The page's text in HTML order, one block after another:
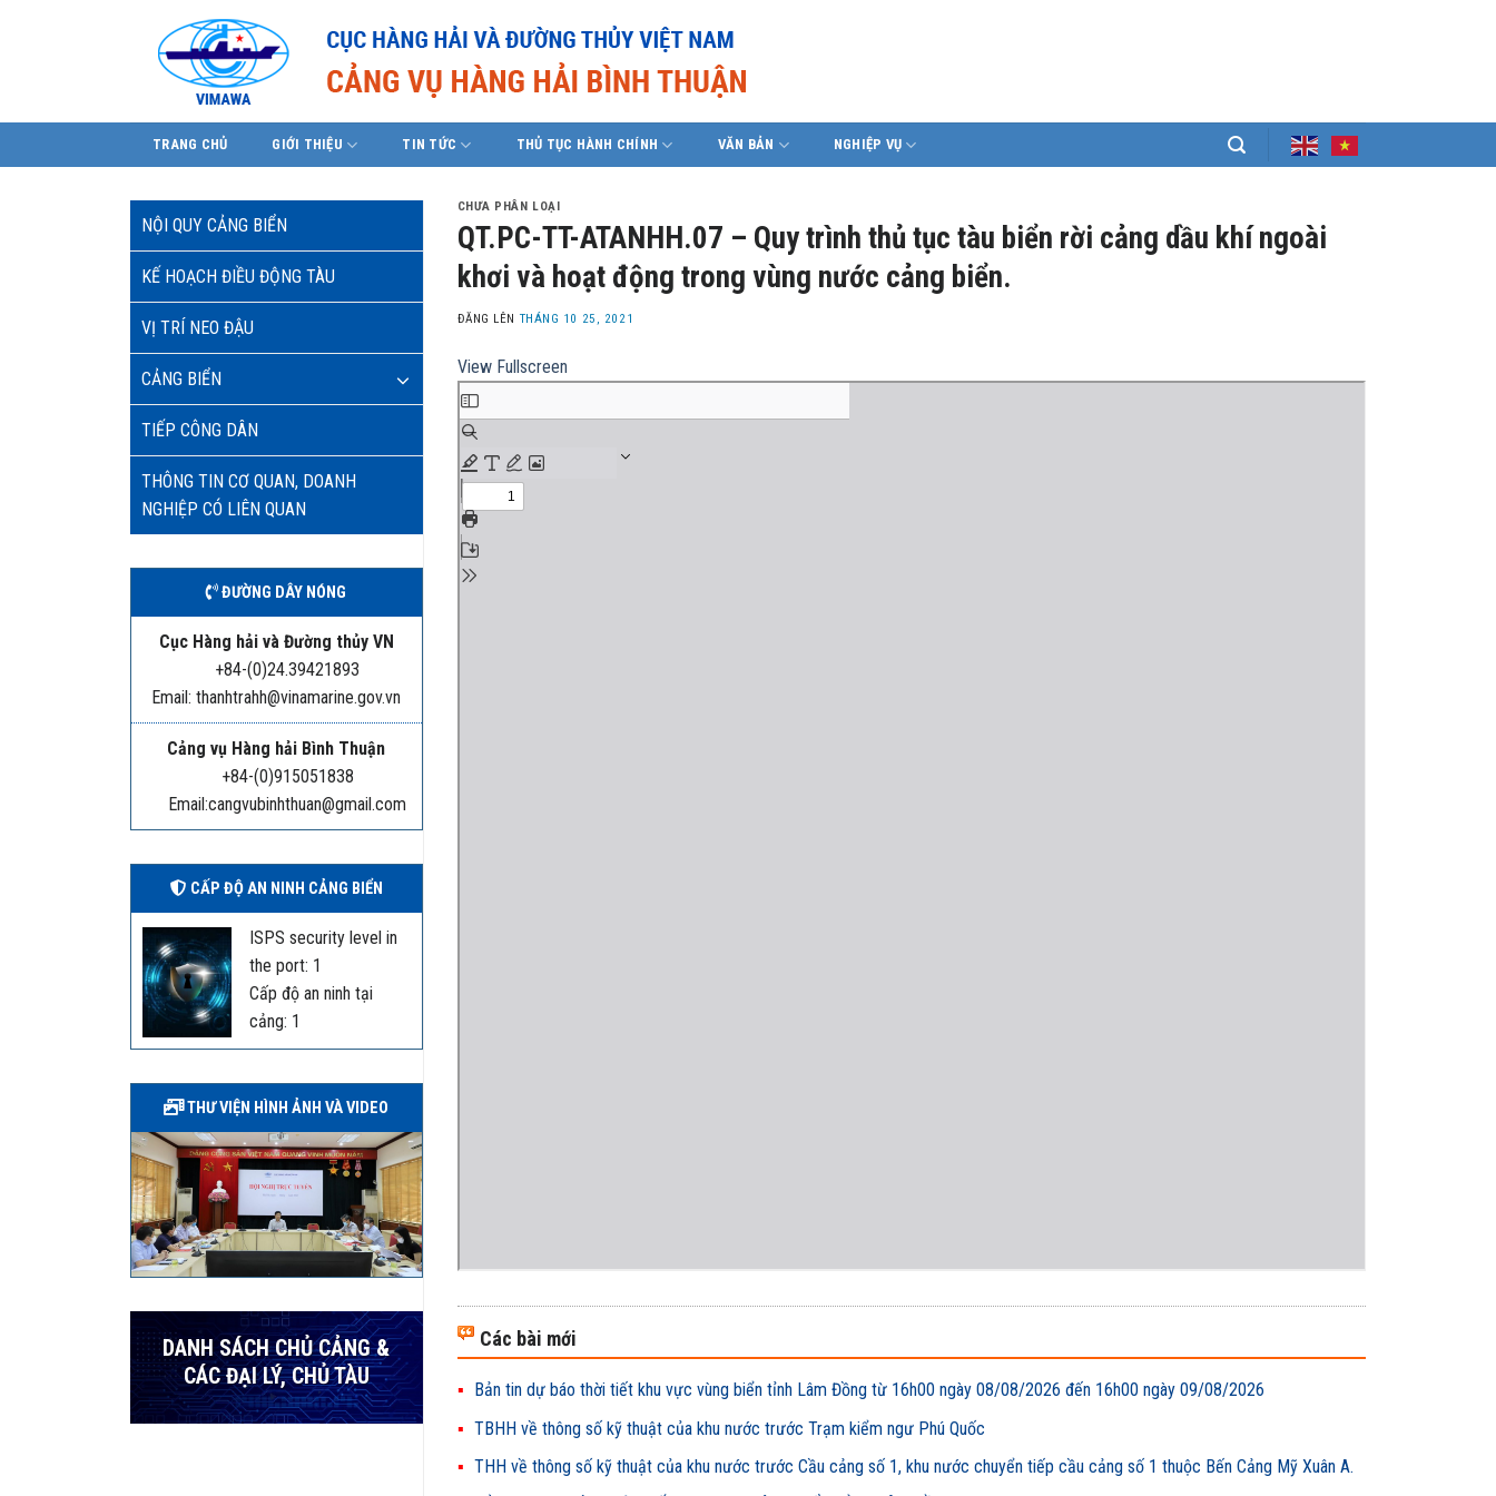
TRANG CHỦ GIỚI THIỆU TIN TỨC THỦ TỤC HÀNH CHÍNH VĂN BẢN NGHIỆP VỤ
NỘI QUY CẢNG BIỂN
KẾ HOẠCH ĐIỀU ĐỘNG TÀU
VỊ TRÍ NEO ĐẬU
CẢNG BIỂN
TIẾP CÔNG DÂN
THÔNG TIN CƠ QUAN, DOANH
NGHIỆP CÓ LIÊN QUAN
ĐƯỜNG DÂY NÓNG
Cục Hàng hải và Đường thủy VN
+84-(0)24.39421893
Email: thanhtrahh@vinamarine.gov.vn
Cảng vụ Hàng hải Bình Thuận
+84-(0)915051838
Email:cangvubinhthuan@gmail.com
CẤP ĐỘ AN NINH CẢNG BIỂN
ISPS security level in
the port: 1
Cấp độ an ninh tại
cảng: 1
THƯ VIỆN HÌNH ẢNH VÀ VIDEO
DANH SÁCH CHỦ CẢNG &
CÁC ĐẠI LÝ, CHỦ TÀU
CHƯA PHÂN LOẠI
QT.PC-TT-ATANHH.07 – Quy trình thủ tục tàu biển rời cảng dầu khí ngoài
khơi và hoạt động trong vùng nước cảng biển.
ĐĂNG LÊN THÁNG 10 25, 2021
View Fullscreen
Các bài mới
Bản tin dự báo thời tiết khu vực vùng biển tỉnh Lâm Đồng từ 16h00 ngày 08/08/2026 đến 16h00 ngày 09/08/2026
TBHH về thông số kỹ thuật của khu nước trước Trạm kiểm ngư Phú Quốc
THH về thông số kỹ thuật của khu nước trước Cầu cảng số 1, khu nước chuyển tiếp cầu cảng số 1 thuộc Bến Cảng Mỹ Xuân A.